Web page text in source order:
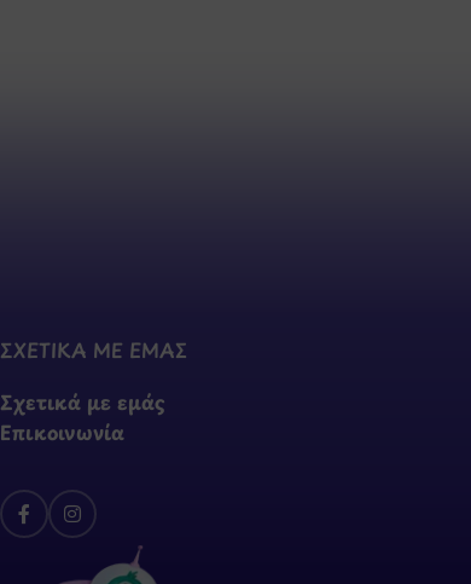
ΣΧΕΤΙΚΑ ΜΕ ΕΜΑΣ
Σχετικά με εμάς
Επικοινωνία